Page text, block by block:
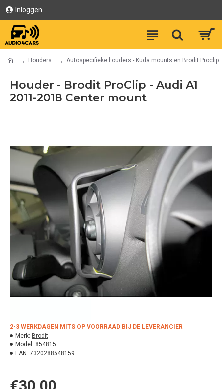
Inloggen
Houders Autospecifieke houders - Kuda mounts en Brodit Proclip
Houder - Brodit ProClip - Audi A1
2011-2018 Center mount
€30,00
2-3 WERKDAGEN MITS OP VOORRAAD BIJ DE LEVERANCIER
Merk: Brodit
Model: 854815
EAN: 7320288548159